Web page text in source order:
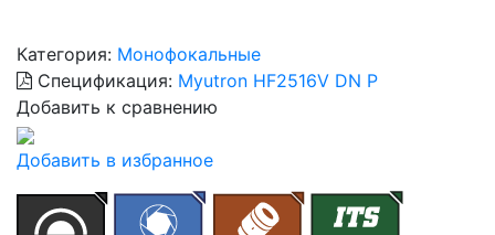
Категория: Монофокальные
Спецификация: Myutron HF2516V DN P
Добавить к сравнению
Добавить в избранное